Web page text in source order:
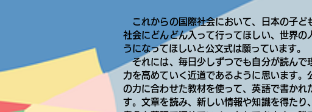
これからの国際社会において、日本の子ど
社会にどんどん入って行ってほしい、世界
うになってほしいと公文式は願っています。
それには、毎日少しずつでも自分が読んで
力を高めていく近道であるように思います
の力に合わせた教材を使って、英語で書か
す。文章を読み、新しい情報や知識を得た